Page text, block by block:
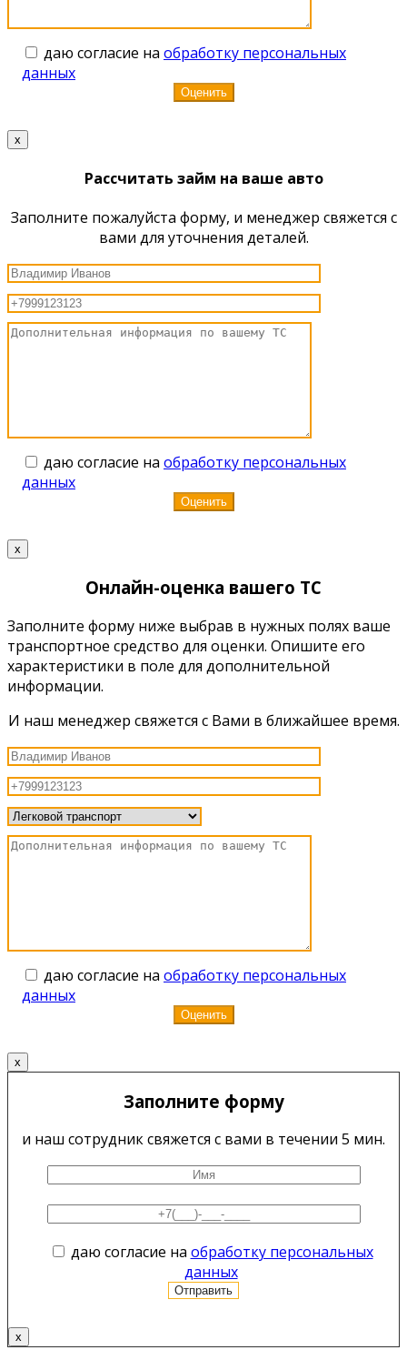
даю согласие на обработку персональных
данных
x
Рассчитать займ на ваше авто
Заполните пожалуйста форму, и менеджер свяжется с
вами для уточнения деталей.
даю согласие на обработку персональных
данных
x
Онлайн-оценка вашего ТС
Заполните форму ниже выбрав в нужных полях ваше
транспортное средство для оценки. Опишите его
характеристики в поле для дополнительной
информации.
И наш менеджер свяжется с Вами в ближайшее время.
даю согласие на обработку персональных
данных
x
Заполните форму
и наш сотрудник свяжется с вами в течении 5 мин.
даю согласие на обработку персональных
данных
x